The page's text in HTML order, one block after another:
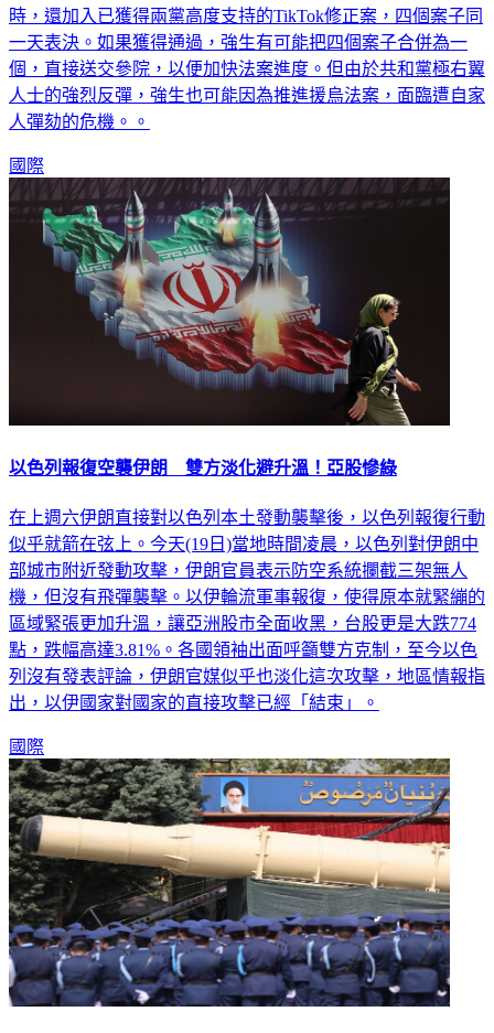
時，還加入已獲得兩黨高度支持的TikTok修正案，四個案子同
一天表決。如果獲得通過，強生有可能把四個案子合併為一
個，直接送交參院，以便加快法案進度。但由於共和黨極右翼
人士的強烈反彈，強生也可能因為推進援烏法案，面臨遭自家
人彈劾的危機。。
國際
以色列報復空襲伊朗 雙方淡化避升溫！亞股慘綠
在上週六伊朗直接對以色列本土發動襲擊後，以色列報復行動
似乎就箭在弦上。今天(19日)當地時間凌晨，以色列對伊朗中
部城市附近發動攻擊，伊朗官員表示防空系統攔截三架無人
機，但沒有飛彈襲擊。以伊輪流軍事報復，使得原本就緊繃的
區域緊張更加升溫，讓亞洲股市全面收黑，台股更是大跌774
點，跌幅高達3.81%。各國領袖出面呼籲雙方克制，至今以色
列沒有發表評論，伊朗官媒似乎也淡化這次攻擊，地區情報指
出，以伊國家對國家的直接攻擊已經「結束」。
國際